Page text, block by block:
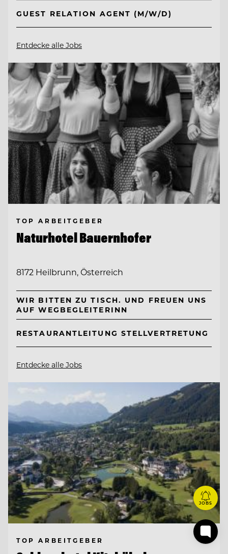
GUEST RELATION AGENT (M/W/D)
Entdecke alle Jobs
TOP ARBEITGEBER
Naturhotel Bauernhofer
8172 Heilbrunn, Österreich
WIR BITTEN ZU TISCH. UND FREUEN UNS
AUF WEGBEGLEITERINN
RESTAURANTLEITUNG STELLVERTRETUNG
Entdecke alle Jobs
TOP ARBEITGEBER
JOBS